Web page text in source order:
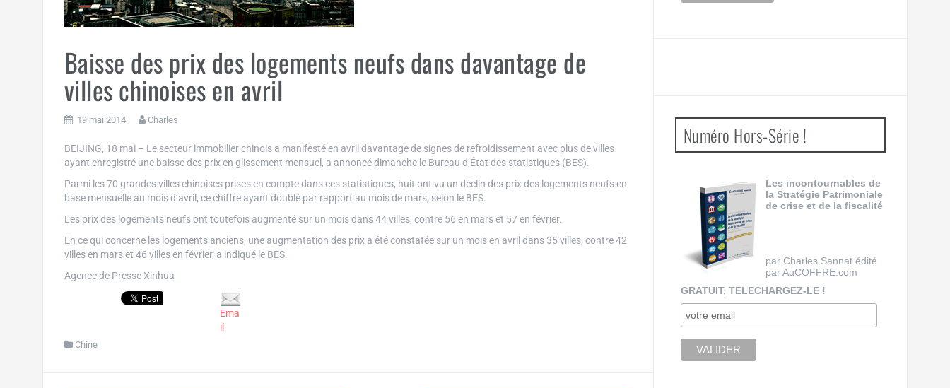
Baisse des prix des logements neufs dans davantage de
villes chinoises en avril
19 mai 2014 Charles
BEIJING, 18 mai – Le secteur immobilier chinois a manifesté en avril davantage de signes de refroidissement avec plus de villes
ayant enregistré une baisse des prix en glissement mensuel, a annoncé dimanche le Bureau d’État des statistiques (BES).
Parmi les 70 grandes villes chinoises prises en compte dans ces statistiques, huit ont vu un déclin des prix des logements neufs en
base mensuelle au mois d’avril, ce chiffre ayant doublé par rapport au mois de mars, selon le BES.
Les prix des logements neufs ont toutefois augmenté sur un mois dans 44 villes, contre 56 en mars et 57 en février.
En ce qui concerne les logements anciens, une augmentation des prix a été constatée sur un mois en avril dans 35 villes, contre 42
villes en mars et 46 villes en février, a indiqué le BES.
Agence de Presse Xinhua
Ema
il
Chine
Numéro Hors-Série !
Les incontournables de
la Stratégie Patrimoniale
de crise et de la fiscalité
par Charles Sannat édité
par AuCOFFRE.com
GRATUIT, TELECHARGEZ-LE !